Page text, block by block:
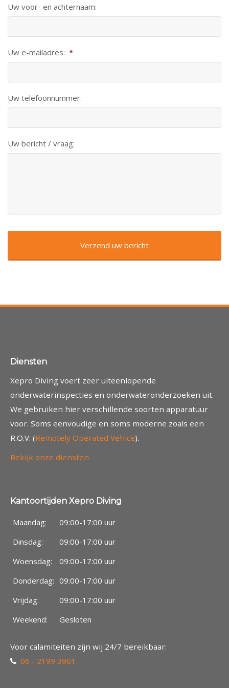
Uw voor- en achternaam:
Uw e-mailadres: *
Uw telefoonnummer:
Uw bericht / vraag:
Diensten
Xepro Diving voert zeer uiteenlopende
onderwaterinspecties en onderwateronderzoeken uit.
We gebruiken hier verschillende soorten apparatuur
voor. Soms eenvoudige en soms moderne zoals een
R.O.V. (Remotely Operated Vehice).
Bekijk onze diensten
Kantoortijden Xepro Diving
Maandag:
09:00-17:00 uur
Dinsdag:
09:00-17:00 uur
Woensdag:
09:00-17:00 uur
Donderdag: 09:00-17:00 uur
Vrijdag:
09:00-17:00 uur
Weekend:
Gesloten
Voor calamiteiten zijn wij 24/7 bereikbaar:
06 - 2199 3901